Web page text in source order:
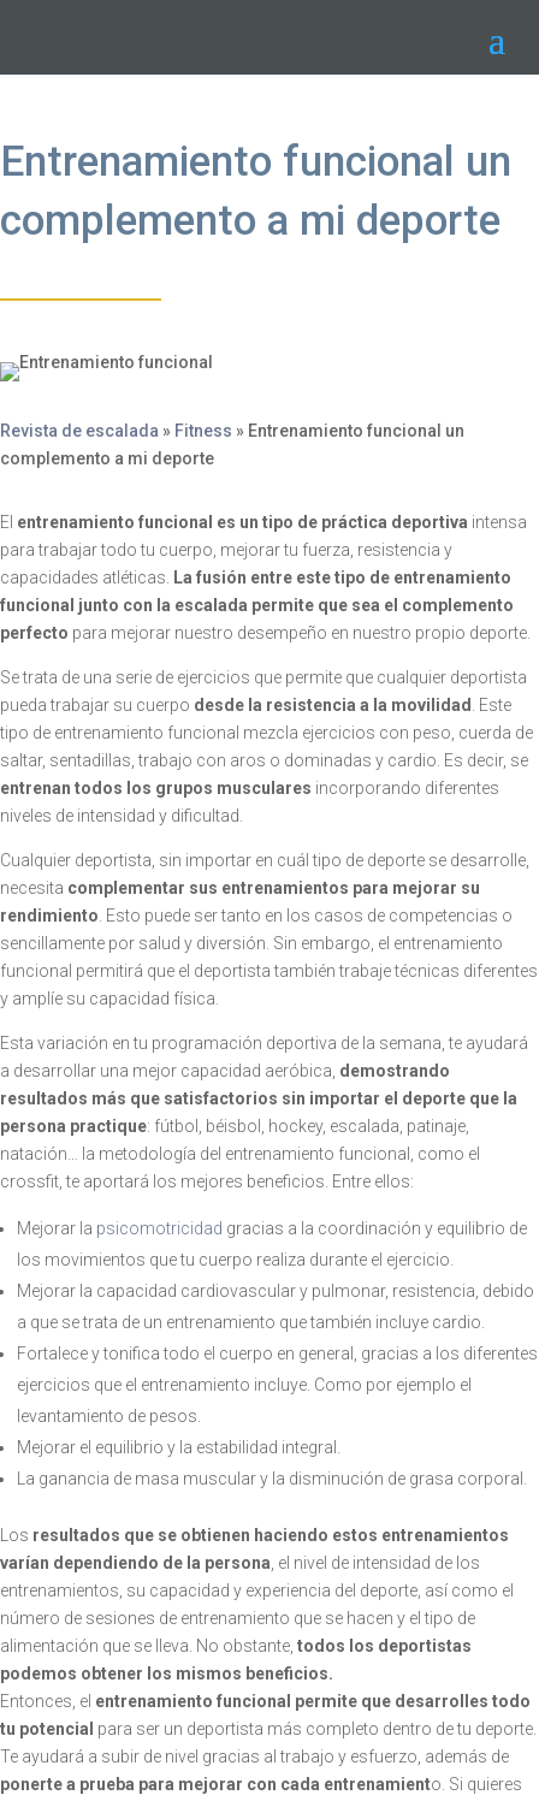
Entrenamiento funcional un
complemento a mi deporte
Revista de escalada » Fitness » Entrenamiento funcional un
complemento a mi deporte
El entrenamiento funcional es un tipo de práctica deportiva intensa
para trabajar todo tu cuerpo, mejorar tu fuerza, resistencia y
capacidades atléticas.
La fusión entre este tipo de entrenamiento
funcional junto con la escalada permite que sea el complemento
perfecto para mejorar nuestro desempeño en nuestro propio deporte.
Se trata de una serie de ejercicios que permite que cualquier deportista
pueda trabajar su cuerpo desde la resistencia a la movilidad
. Este
tipo de entrenamiento funcional mezcla ejercicios con peso, cuerda de
saltar, sentadillas, trabajo con aros o dominadas y cardio. Es decir, se
entrenan todos los grupos musculares incorporando diferentes
niveles de intensidad y dificultad.
Cualquier deportista, sin importar en cuál tipo de deporte se desarrolle,
necesita complementar sus entrenamientos para mejorar su
rendimiento . Esto puede ser tanto en los casos de competencias o
sencillamente por salud y diversión. Sin embargo, el entrenamiento
funcional permitirá que el deportista también trabaje técnicas diferentes
y amplíe su capacidad física.
Esta variación en tu programación deportiva de la semana, te ayudará
a desarrollar una mejor capacidad aeróbica, demostrando
resultados más que satisfactorios sin importar el deporte que la
persona practique: fútbol, béisbol, hockey, escalada, patinaje,
natación… la metodología del entrenamiento funcional, como el
crossfit, te aportará los mejores beneficios. Entre ellos:
Mejorar la psicomotricidad gracias a la coordinación y equilibrio de
los movimientos que tu cuerpo realiza durante el ejercicio.
Mejorar la capacidad cardiovascular y pulmonar, resistencia, debido
a que se trata de un entrenamiento que también incluye cardio.
Fortalece y tonifica todo el cuerpo en general, gracias a los diferentes
ejercicios que el entrenamiento incluye. Como por ejemplo el
levantamiento de pesos.
Mejorar el equilibrio y la estabilidad integral.
La ganancia de masa muscular y la disminución de grasa corporal.
Los resultados que se obtienen haciendo estos entrenamientos
varían dependiendo de la persona , el nivel de intensidad de los
entrenamientos, su capacidad y experiencia del deporte, así como el
número de sesiones de entrenamiento que se hacen y el tipo de
alimentación que se lleva. No obstante, todos los deportistas
podemos obtener los mismos beneficios.
Entonces, el entrenamiento funcional permite que desarrolles todo
tu potencial para ser un deportista más completo dentro de tu deporte.
Te ayudará a subir de nivel gracias al trabajo y esfuerzo, además de
ponerte a prueba para mejorar con cada entrenamiento. Si quieres